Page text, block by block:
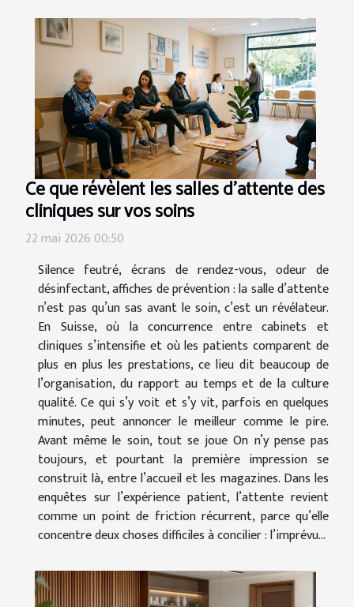
Ce que révèlent les salles d’attente des
cliniques sur vos soins
22 mai 2026 00:50
Silence feutré, écrans de rendez-vous, odeur de
désinfectant, affiches de prévention : la salle d’attente
n’est pas qu’un sas avant le soin, c’est un révélateur.
En Suisse, où la concurrence entre cabinets et
cliniques s’intensifie et où les patients comparent de
plus en plus les prestations, ce lieu dit beaucoup de
l’organisation, du rapport au temps et de la culture
qualité. Ce qui s’y voit et s’y vit, parfois en quelques
minutes, peut annoncer le meilleur comme le pire.
Avant même le soin, tout se joue On n’y pense pas
toujours, et pourtant la première impression se
construit là, entre l’accueil et les magazines. Dans les
enquêtes sur l’expérience patient, l’attente revient
comme un point de friction récurrent, parce qu’elle
concentre deux choses difficiles à concilier : l’imprévu...